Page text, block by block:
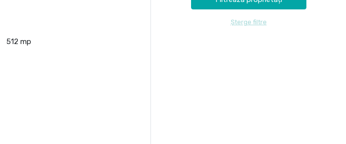
512 mp
Șterge filtre